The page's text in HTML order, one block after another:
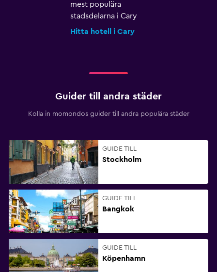
mest populära
stadsdelarna i Cary
Hitta hotell i Cary
Guider till andra städer
Kolla in momondos guider till andra populära städer
GUIDE TILL
Stockholm
GUIDE TILL
Bangkok
GUIDE TILL
Köpenhamn